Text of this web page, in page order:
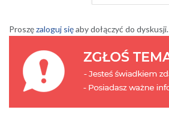
Proszęzaloguj sięaby dołączyć do dyskusji.